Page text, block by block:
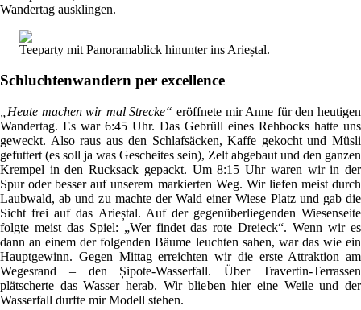
Wandertag ausklingen.
Teeparty mit Panoramablick hinunter ins Arieștal.
Schluchtenwandern per excellence
„Heute machen wir mal Strecke“ eröffnete mir Anne für den heutigen
Wandertag. Es war 6:45 Uhr. Das Gebrüll eines Rehbocks hatte uns
geweckt. Also raus aus den Schlafsäcken, Kaffe gekocht und Müsli
gefuttert (es soll ja was Gescheites sein), Zelt abgebaut und den ganzen
Krempel in den Rucksack gepackt. Um 8:15 Uhr waren wir in der
Spur oder besser auf unserem markierten Weg. Wir liefen meist durch
Laubwald, ab und zu machte der Wald einer Wiese Platz und gab die
Sicht frei auf das Arieștal. Auf der gegenüberliegenden Wiesenseite
folgte meist das Spiel: „Wer findet das rote Dreieck“. Wenn wir es
dann an einem der folgenden Bäume leuchten sahen, war das wie ein
Hauptgewinn. Gegen Mittag erreichten wir die erste Attraktion am
Wegesrand – den Șipote-Wasserfall. Über Travertin-Terrassen
plätscherte das Wasser herab. Wir blieben hier eine Weile und der
Wasserfall durfte mir Modell stehen.